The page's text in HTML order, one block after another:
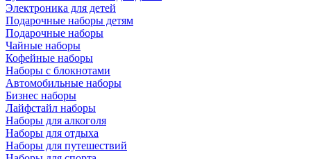
Электроника для детей
Подарочные наборы детям
Подарочные наборы
Чайные наборы
Кофейные наборы
Наборы с блокнотами
Автомобильные наборы
Бизнес наборы
Лайфстайл наборы
Наборы для алкоголя
Наборы для отдыха
Наборы для путешествий